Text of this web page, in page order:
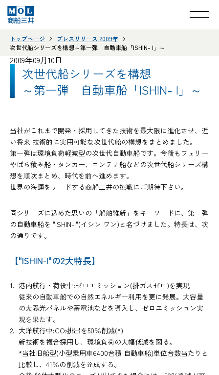
トップページ
プレスリリース 2009年
次世代船シリーズを構想～第一弾 自動車船「ISHIN- I」～
2009年09月10日
次世代船シリーズを構想
～第一弾 自動車船「ISHIN- I」～
当社がこれまで開発・採用してきた技術を最大限に進化させ、近
い将来 技術的に実用可能な次世代船の構想をまとめました。
第一弾は環境負荷軽減型の次世代自動車船です。今後もフェリー
やばら積み船・タンカー、コンテナ船などの次世代船シリーズ構
想を順次まとめ、時代を前へ進めます。
世界の海運をリードする商船三井の挑戦にご期待下さい。
同シリーズに込めた思いの「船舶維新」をキーワードに、第一弾
の自動車船を "ISHIN-I"(イシン ワン)と名づけました。特長は、次
の通りです。
【"ISHIN-I"の2大特長】
港内航行・荷役中:ゼロエミッション(排ガスゼロ)を実現
従来の自動車船での自然エネルギー利用を更に発展。大容量
の太陽光パネルや蓄電池などを導入し、ゼロエミッション実
現を果たす。
大洋航行中:CO2排出を50％削減(*)
新技術を複合採用し、環境負荷の大幅低減を図る。
*当社旧船型(小型乗用車6400台積 自動車船)単位台数当たりと
比較し、41％の削減を達成する。